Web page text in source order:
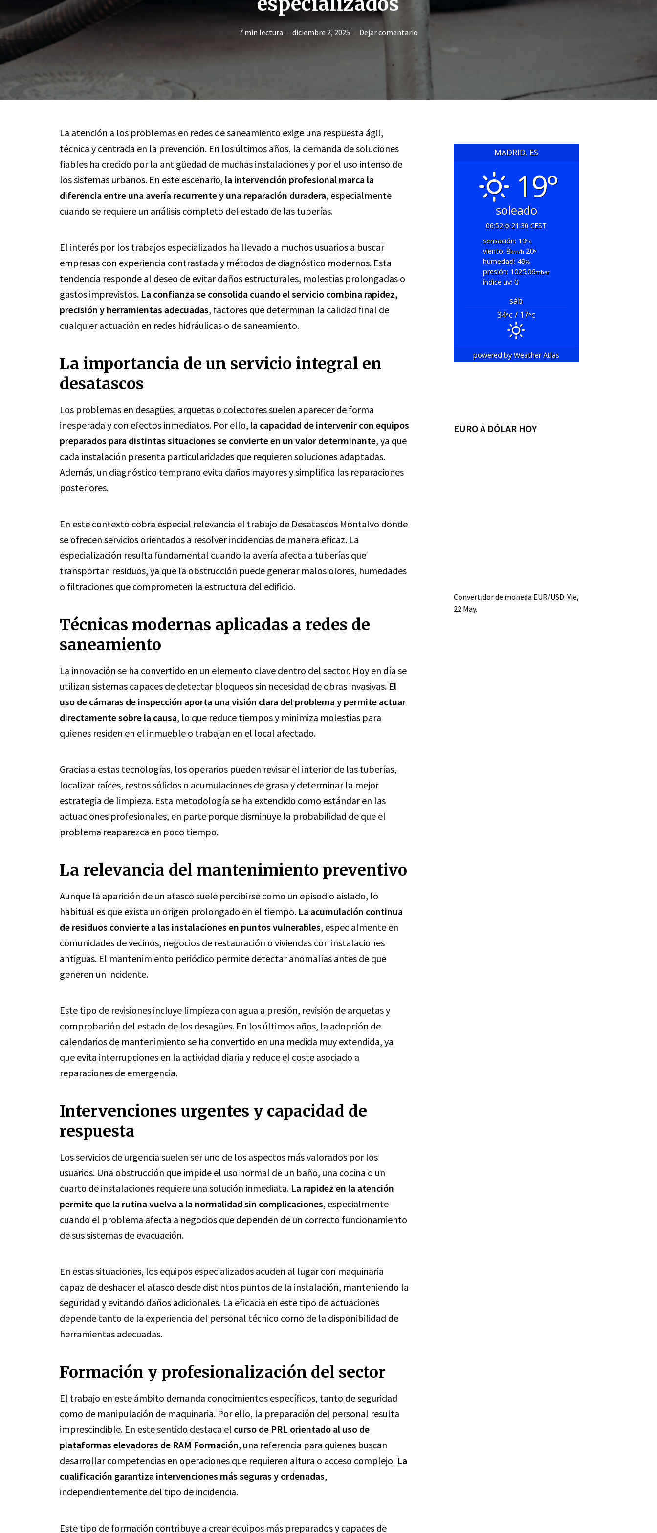
7 min lectura diciembre 2, 2025 Dejar comentario
La atención a los problemas en redes de saneamiento exige una respuesta ágil,
técnica y centrada en la prevención. En los últimos años, la demanda de soluciones
fiables ha crecido por la antigüedad de muchas instalaciones y por el uso intenso de
los sistemas urbanos. En este escenario, la intervención profesional marca la
diferencia entre una avería recurrente y una reparación duradera, especialmente
cuando se requiere un análisis completo del estado de las tuberías.
El interés por los trabajos especializados ha llevado a muchos usuarios a buscar
empresas con experiencia contrastada y métodos de diagnóstico modernos. Esta
tendencia responde al deseo de evitar daños estructurales, molestias prolongadas o
gastos imprevistos. La confianza se consolida cuando el servicio combina rapidez,
precisión y herramientas adecuadas, factores que determinan la calidad final de
cualquier actuación en redes hidráulicas o de saneamiento.
La importancia de un servicio integral en
desatascos
Los problemas en desagües, arquetas o colectores suelen aparecer de forma
inesperada y con efectos inmediatos. Por ello, la capacidad de intervenir con equipos
preparados para distintas situaciones se convierte en un valor determinante, ya que
cada instalación presenta particularidades que requieren soluciones adaptadas.
Además, un diagnóstico temprano evita daños mayores y simplifica las reparaciones
posteriores.
En este contexto cobra especial relevancia el trabajo de Desatascos Montalvo donde
se ofrecen servicios orientados a resolver incidencias de manera eficaz. La
especialización resulta fundamental cuando la avería afecta a tuberías que
transportan residuos, ya que la obstrucción puede generar malos olores, humedades
o filtraciones que comprometen la estructura del edificio.
Técnicas modernas aplicadas a redes de
saneamiento
La innovación se ha convertido en un elemento clave dentro del sector. Hoy en día se
utilizan sistemas capaces de detectar bloqueos sin necesidad de obras invasivas. El
uso de cámaras de inspección aporta una visión clara del problema y permite actuar
directamente sobre la causa, lo que reduce tiempos y minimiza molestias para
quienes residen en el inmueble o trabajan en el local afectado.
Gracias a estas tecnologías, los operarios pueden revisar el interior de las tuberías,
localizar raíces, restos sólidos o acumulaciones de grasa y determinar la mejor
estrategia de limpieza. Esta metodología se ha extendido como estándar en las
actuaciones profesionales, en parte porque disminuye la probabilidad de que el
problema reaparezca en poco tiempo.
La relevancia del mantenimiento preventivo
Aunque la aparición de un atasco suele percibirse como un episodio aislado, lo
habitual es que exista un origen prolongado en el tiempo. La acumulación continua
de residuos convierte a las instalaciones en puntos vulnerables, especialmente en
comunidades de vecinos, negocios de restauración o viviendas con instalaciones
antiguas. El mantenimiento periódico permite detectar anomalías antes de que
generen un incidente.
Este tipo de revisiones incluye limpieza con agua a presión, revisión de arquetas y
comprobación del estado de los desagües. En los últimos años, la adopción de
calendarios de mantenimiento se ha convertido en una medida muy extendida, ya
que evita interrupciones en la actividad diaria y reduce el coste asociado a
reparaciones de emergencia.
Intervenciones urgentes y capacidad de
respuesta
Los servicios de urgencia suelen ser uno de los aspectos más valorados por los
usuarios. Una obstrucción que impide el uso normal de un baño, una cocina o un
cuarto de instalaciones requiere una solución inmediata. La rapidez en la atención
permite que la rutina vuelva a la normalidad sin complicaciones, especialmente
cuando el problema afecta a negocios que dependen de un correcto funcionamiento
de sus sistemas de evacuación.
En estas situaciones, los equipos especializados acuden al lugar con maquinaria
capaz de deshacer el atasco desde distintos puntos de la instalación, manteniendo la
seguridad y evitando daños adicionales. La eficacia en este tipo de actuaciones
depende tanto de la experiencia del personal técnico como de la disponibilidad de
herramientas adecuadas.
Formación y profesionalización del sector
El trabajo en este ámbito demanda conocimientos específicos, tanto de seguridad
como de manipulación de maquinaria. Por ello, la preparación del personal resulta
imprescindible. En este sentido destaca el curso de PRL orientado al uso de
plataformas elevadoras de RAM Formación, una referencia para quienes buscan
desarrollar competencias en operaciones que requieren altura o acceso complejo. La
cualificación garantiza intervenciones más seguras y ordenadas,
independientemente del tipo de incidencia.
Este tipo de formación contribuye a crear equipos más preparados y capaces de
MADRID, ES
19°
soleado
06:52
21:30 CEST
sensación: 19°c
viento: 8km/h20°
humedad: 49%
presión: 1025.06mbar
índice uv: 0
sáb
34°C/ 17°C
powered byWeather Atlas
EURO A DÓLAR HOY
Convertidor de moneda EUR/USD: Vie,
22 May.